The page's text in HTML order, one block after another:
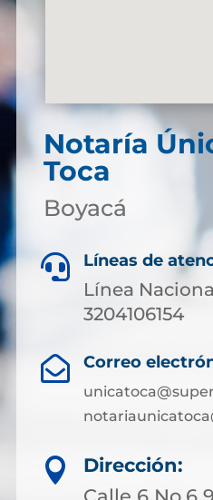
Notaría
Toca
Boyacá
 Líneas de
Línea
3204106154
 Correo

Dirección: